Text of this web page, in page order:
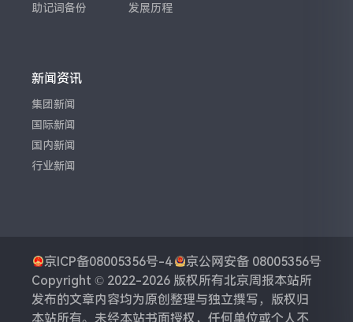
助记词备份
发展历程
新闻资讯
集团新闻
国际新闻
国内新闻
行业新闻
京ICP备08005356号-4
京公网安备 08005356号
Copyright © 2022-2026 版权所有北京周报本站所
发布的文章内容均为原创整理与独立撰写，版权归
本站所有。未经本站书面授权，任何单位或个人不